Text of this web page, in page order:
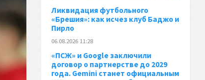
Ликвидация футбольного
«Брешия»: как исчез клуб Баджо и
Пирло
06.08.2026 11:28
«ПСЖ» и Google заключили
договор о партнерстве до 2029
года. Gemini станет официальным